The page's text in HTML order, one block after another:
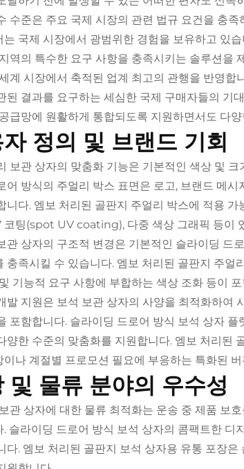
수준은 주요 국제 시장의 관련 법규 요건을 충
는 국제 시장에서 광범위한 경험을 보유하고 있습
역의 특수한 요구 사항을 충족시키는 솔루션을
계 시장에서 축적된 업계 최고의 관행을 반영
된 결과를 요구하는 세심한 국제 구매자들의 기
급망에 원활하게 통합되도록 지원하면서도 다
정의 및 브랜드 기회
보관 상자의 맞춤화 기능은 기본적인 색상 및
어 방식의 주얼리 박스 표면은 로고, 브랜드 메
니다. 엠보 처리된 골판지 주얼리 박스에 적용
코팅(spot UV coating), 다중 색상 그래픽 등이
관 상자의 구조적 변경은 기본적인 슬라이딩 드
충족시킬 수 있습니다. 엠보 처리된 골판지 주얼
기능적 요구 사항에 부합하는 색상 조화 등이
발 지원은 보석 보관 상자의 사양을 최적화하여
포함합니다. 슬라이딩 드로어 방식 보석 상자
양한 수준의 맞춤화를 지원합니다. 엠보 처리된
이나 계절별 프로모션 필요에 부응하는 특화된
및 물류 분야의 우수성
관 상자에 대한 물류 최적화는 운송 중 제품 보
. 슬라이딩 드로어 방식 보석 상자의 콤팩트한
다. 엠보 처리된 골판지 보석 상자용 유통 포장